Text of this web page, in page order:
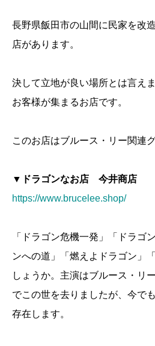
長野県飯田市の山間に民家を改
店があります。
決して立地が良い場所とは言え
お客様が集まるお店です。
このお店はブルース・リー関連
▼ドラゴンなお店 今井商店
https://www.brucelee.shop/
「ドラゴン危機一発」「ドラゴ
ンへの道」「燃えよドラゴン」
しょうか。主演はブルース・リ
でこの世を去りましたが、今で
存在します。